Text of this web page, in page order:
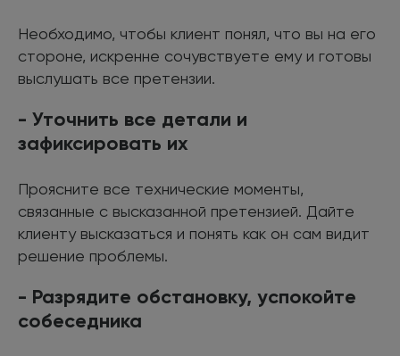
Необходимо, чтобы клиент понял, что вы на его
стороне, искренне сочувствуете ему и готовы
выслушать все претензии.
- Уточнить все детали и
зафиксировать их
Проясните все технические моменты,
связанные с высказанной претензией. Дайте
клиенту высказаться и понять как он сам видит
решение проблемы.
- Разрядите обстановку, успокойте
собеседника